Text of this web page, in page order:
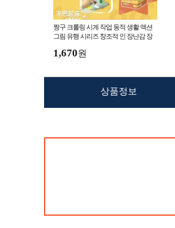
짱구 크롤링 시계 작업 동적 생활 액션
그림 유행 시리즈 창조적 인 장난감 장
1,670원
상품정보